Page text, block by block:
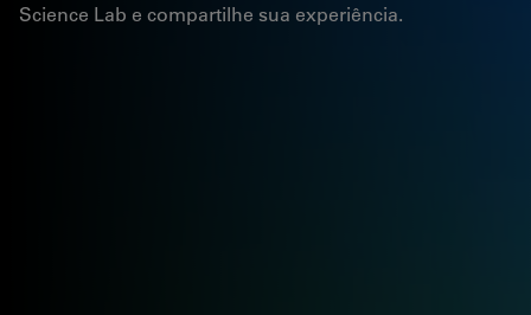
Science Lab e compartilhe sua experiência.